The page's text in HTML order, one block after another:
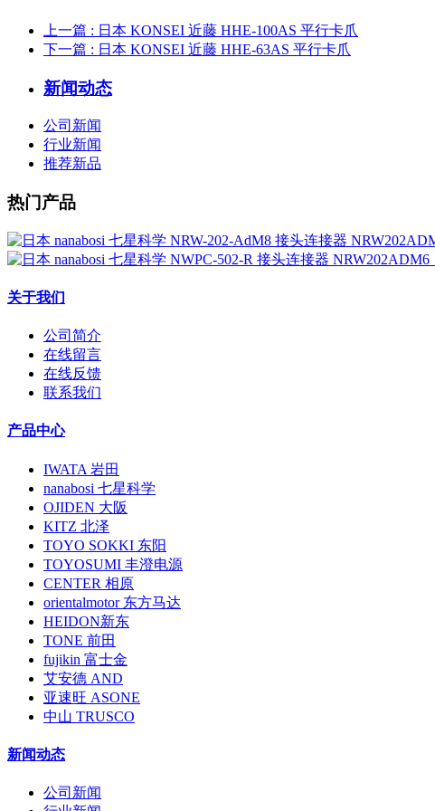
上一篇 : 日本 KONSEI 近藤 HHE-100AS 平行卡爪
下一篇 : 日本 KONSEI 近藤 HHE-63AS 平行卡爪
新闻动态
公司新闻
行业新闻
推荐新品
热门产品
关于我们
公司简介
在线留言
在线反馈
联系我们
产品中心
IWATA 岩田
nanabosi 七星科学
OJIDEN 大阪
KITZ 北泽
TOYO SOKKI 东阳
TOYOSUMI 丰澄电源
CENTER 相原
orientalmotor 东方马达
HEIDON新东
TONE 前田
fujikin 富士金
艾安德 AND
亚速旺 ASONE
中山 TRUSCO
新闻动态
公司新闻